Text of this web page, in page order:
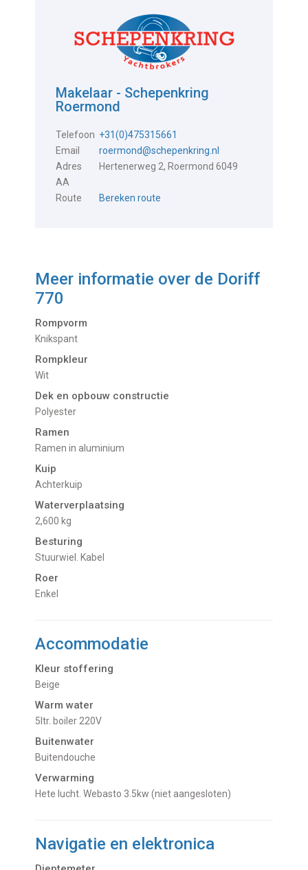
Makelaar - Schepenkring
Roermond
Telefoon +31(0)475315661
Email
roermond@schepenkring.nl
Adres
Hertenerweg 2, Roermond 6049
AA
Route
Bereken route
Meer informatie over de Doriff
770
Rompvorm
Knikspant
Rompkleur
Wit
Dek en opbouw constructie
Polyester
Ramen
Ramen in aluminium
Kuip
Achterkuip
Waterverplaatsing
2,600 kg
Besturing
Stuurwiel. Kabel
Roer
Enkel
Accommodatie
Kleur stoffering
Beige
Warm water
5ltr. boiler 220V
Buitenwater
buitendouche
Verwarming
hete lucht. Webasto 3.5kw (niet aangesloten)
Navigatie en elektronica